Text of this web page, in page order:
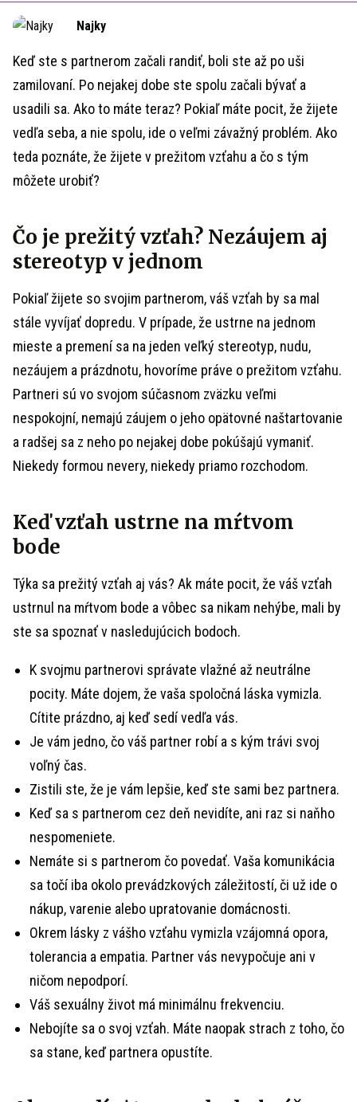
Najky
Keď ste s partnerom začali randiť, boli ste až po uši
zamilovaní. Po nejakej dobe ste spolu začali bývať a
usadili sa. Ako to máte teraz? Pokiaľ máte pocit, že žijete
vedľa seba, a nie spolu, ide o veľmi závažný problém. Ako
teda poznáte, že žijete v prežitom vzťahu a čo s tým
môžete urobiť?
Čo je prežitý vzťah? Nezáujem aj
stereotyp v jednom
Pokiaľ žijete so svojim partnerom, váš vzťah by sa mal
stále vyvíjať dopredu. V prípade, že ustrne na jednom
mieste a premení sa na jeden veľký stereotyp, nudu,
nezáujem a prázdnotu, hovoríme práve o prežitom vzťahu.
Partneri sú vo svojom súčasnom zväzku veľmi
nespokojní, nemajú záujem o jeho opätovné naštartovanie
a radšej sa z neho po nejakej dobe pokúšajú vymaniť.
Niekedy formou nevery, niekedy priamo rozchodom.
Keď vzťah ustrne na mŕtvom
bode
Týka sa prežitý vzťah aj vás? Ak máte pocit, že váš vzťah
ustrnul na mŕtvom bode a vôbec sa nikam nehýbe, mali by
ste sa spoznať v nasledujúcich bodoch.
K svojmu partnerovi správate vlažné až neutrálne
pocity. Máte dojem, že vaša spoločná láska vymizla.
Cítite prázdno, aj keď sedí vedľa vás.
Je vám jedno, čo váš partner robí a s kým trávi svoj
voľný čas.
Zistili ste, že je vám lepšie, keď ste sami bez partnera.
Keď sa s partnerom cez deň nevidíte, ani raz si naňho
nespomeniete.
Nemáte si s partnerom čo povedať. Vaša komunikácia
sa točí iba okolo prevádzkových záležitostí, či už ide o
nákup, varenie alebo upratovanie domácnosti.
Okrem lásky z vášho vzťahu vymizla vzájomná opora,
tolerancia a empatia. Partner vás nevypočuje ani v
ničom nepodporí.
Váš sexuálny život má minimálnu frekvenciu.
Nebojíte sa o svoj vzťah. Máte naopak strach z toho, čo
sa stane, keď partnera opustíte.